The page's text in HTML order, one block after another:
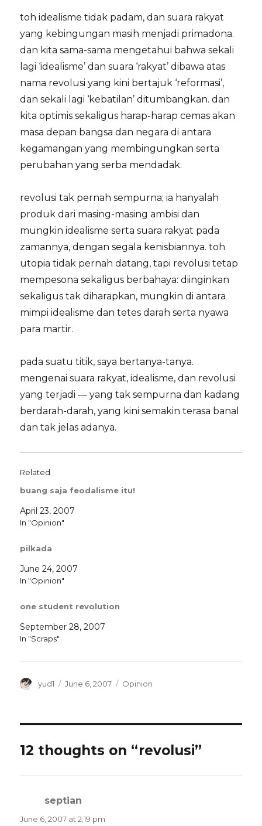
toh idealisme tidak padam, dan suara rakyat
yang kebingungan masih menjadi primadona.
dan kita sama-sama mengetahui bahwa sekali
lagi ‘idealisme’ dan suara ‘rakyat’ dibawa atas
nama revolusi yang kini bertajuk ‘reformasi’,
dan sekali lagi ‘kebatilan’ ditumbangkan. dan
kita optimis sekaligus harap-harap cemas akan
masa depan bangsa dan negara di antara
kegamangan yang membingungkan serta
perubahan yang serba mendadak.
revolusi tak pernah sempurna; ia hanyalah
produk dari masing-masing ambisi dan
mungkin idealisme serta suara rakyat pada
zamannya, dengan segala kenisbiannya. toh
utopia tidak pernah datang, tapi revolusi tetap
mempesona sekaligus berbahaya: diinginkan
sekaligus tak diharapkan, mungkin di antara
mimpi idealisme dan tetes darah serta nyawa
para martir.
pada suatu titik, saya bertanya-tanya.
mengenai suara rakyat, idealisme, dan revolusi
yang terjadi — yang tak sempurna dan kadang
berdarah-darah, yang kini semakin terasa banal
dan tak jelas adanya.
Related
buang saja feodalisme itu!
April 23, 2007
In "Opinion"
pilkada
June 24, 2007
In "Opinion"
one student revolution
September 28, 2007
In "Scraps"
Author
yud1
Posted
June 6, 2007 Categories
Opinion
12 thoughts on “revolusi”
septian
June 6, 2007 at 2:19 pm